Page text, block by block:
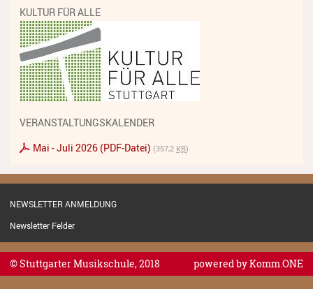
KULTUR FÜR ALLE
VERANSTALTUNGSKALENDER
Mai - Juli 2026 (PDF-Datei) (357,2 KB)
NEWSLETTER ANMELDUNG
Newsletter Felder
© Stuttgarter Musikschule, 2018 powered byKomm.ONE